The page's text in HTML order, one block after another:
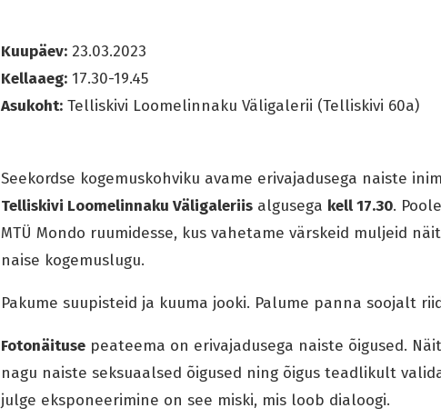
Kuupäev: 23.03.2023
Kellaaeg: 17.30-19.45
Asukoht: Telliskivi Loomelinnaku Väligalerii (Telliskivi 60a)
Seekordse kogemuskohviku avame erivajadusega naiste
Telliskivi Loomelinnaku Väligaleriis algusega kell 17.30.
MTÜ Mondo ruumidesse, kus vahetame värskeid muljeid
naise kogemuslugu.
Pakume suupisteid ja kuuma jooki. Palume panna soojalt
Fotonäituse peateema on erivajadusega naiste õigused.
nagu naiste seksuaalsed õigused ning õigus teadlikult
julge eksponeerimine on see miski, mis loob dialoogi.